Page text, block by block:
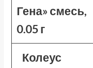
Гена» смесь,
0.05 г
Колеус